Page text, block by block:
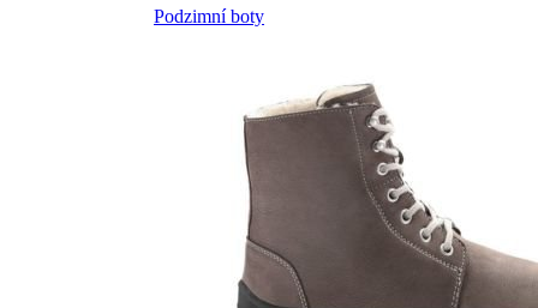
Podzimní boty